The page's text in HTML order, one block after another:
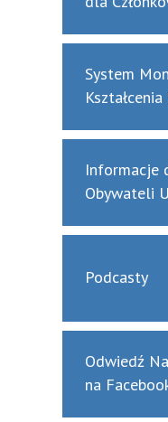
System
Informacje
Obywateli
Podcasty
Odwiedź
na